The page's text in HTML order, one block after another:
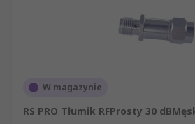
W magazynie
RS PRO Tłumik RFProsty 30